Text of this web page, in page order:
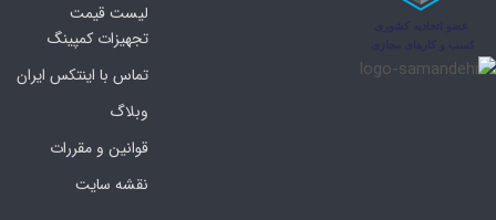
لیست قیمت
تجهیزات کمپینگ
تماس با اینتکس ایران
وبلاگ
قوانین و مقررات
نقشه سایت